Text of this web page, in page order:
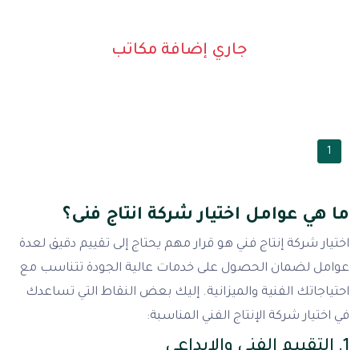
جاري إضافة مكاتب
1
ما هي عوامل اختيار شركة انتاج فنى؟
اختيار شركة إنتاج فني هو قرار مهم يحتاج إلى تقييم دقيق لعدة
عوامل لضمان الحصول على خدمات عالية الجودة تتناسب مع
احتياجاتك الفنية والميزانية. إليك بعض النقاط التي تساعدك
في اختيار شركة الإنتاج الفني المناسبة: